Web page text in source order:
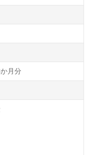
月分